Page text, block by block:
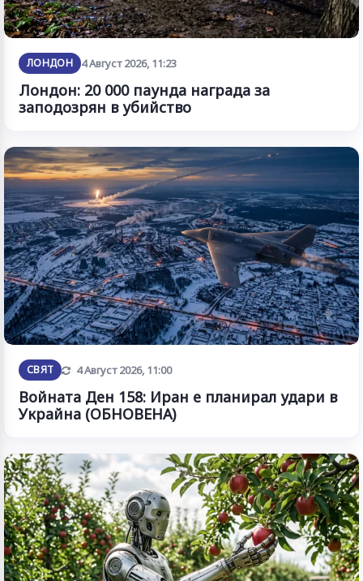
ЛОНДОН 4 Август 2026, 11:23
Лондон: 20 000 паунда награда за
заподозрян в убийство
СВЯТ Обновена
4 Август 2026, 11:00
Войната Ден 158: Иран е планирал удари в
Украйна (ОБНОВЕНА)